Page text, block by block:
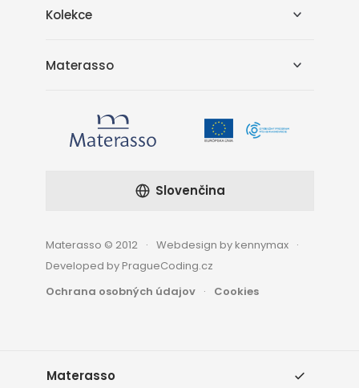
Kolekce
Materasso
Materasso © 2012
Webdesign by kennymax
Developed by PragueCoding.cz
Ochrana osobných údajov
Cookies
Slovenčina
Materasso